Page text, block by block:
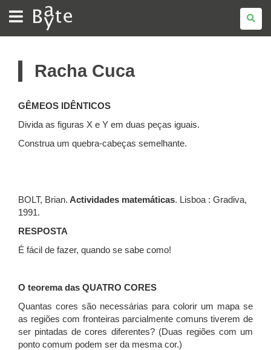
BATE
BYTE
Racha Cuca
GÊMEOS IDÊNTICOS
Divida as figuras X e Y em duas peças iguais.
Construa um quebra-cabeças semelhante.
BOLT, Brian. Actividades matemáticas. Lisboa : Gradiva,
1991.
RESPOSTA
É fácil de fazer, quando se sabe como!
O teorema das QUATRO CORES
Quantas cores são necessárias para colorir um mapa se
as regiões com fronteiras parcialmente comuns tiverem de
ser pintadas de cores diferentes? (Duas regiões com um
ponto comum podem ser da mesma cor.)